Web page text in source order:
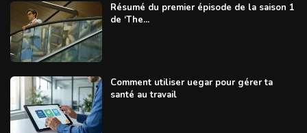
Résumé du premier épisode de la saison 1
de ‘The...
Comment utiliser uegar pour gérer ta
santé au travail